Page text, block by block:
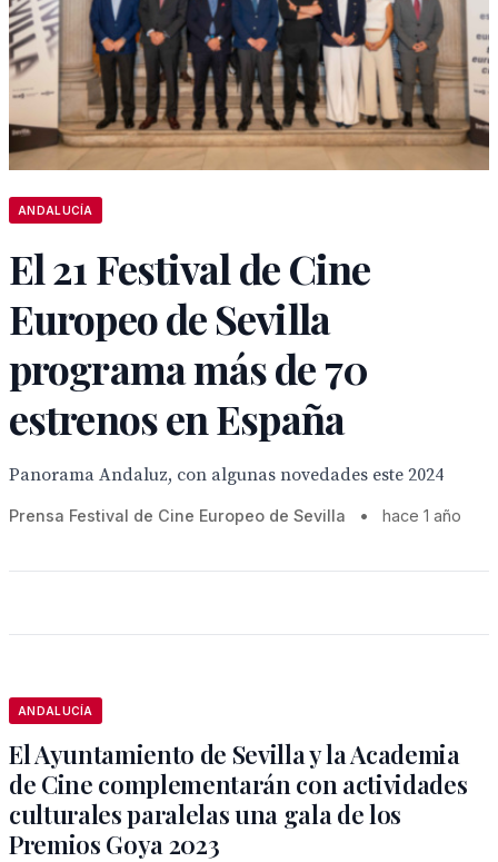
ANDALUCÍA
El 21 Festival de Cine
Europeo de Sevilla
programa más de 70
estrenos en España
Panorama Andaluz, con algunas novedades este 2024
Prensa Festival de Cine Europeo de Sevilla • hace 1 año
ANDALUCÍA
El Ayuntamiento de Sevilla y la Academia
de Cine complementarán con actividades
culturales paralelas una gala de los
Premios Goya 2023